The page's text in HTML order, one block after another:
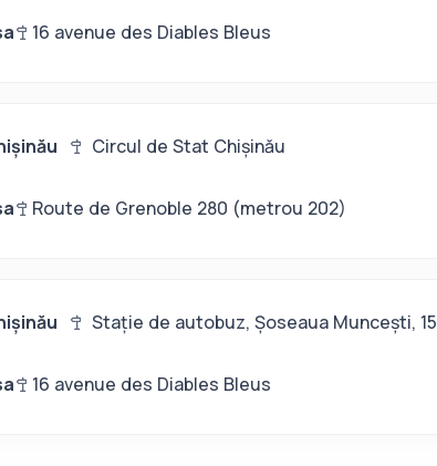
16 avenue des Diables Bleus
Circul de Stat Chișinău
Route de Grenoble 280 (metrou 202)
Stație de autobuz, Șoseaua Muncești, 15
16 avenue des Diables Bleus